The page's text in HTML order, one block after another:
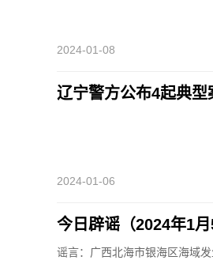
2024-01-08
辽宁警方公布4起典型
2024-01-06
今日辟谣（2024年1月
谣言：广西北海市银海区海域